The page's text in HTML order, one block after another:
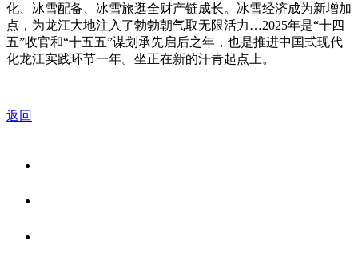
化、冰雪配备、冰雪旅逛全财产链成长。冰雪经济成为新增加
点，为龙江大地注入了勃勃朝气取无限活力…2025年是“十四
五”收官和“十五五”谋划承先启后之年，也是推进中国式现代
化龙江实践环节一年。坐正在新的汗青起点上。
返回